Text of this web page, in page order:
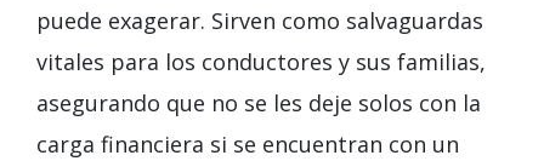
puede exagerar. Sirven como salvaguardas
vitales para los conductores y sus familias,
asegurando que no se les deje solos con la
carga financiera si se encuentran con un